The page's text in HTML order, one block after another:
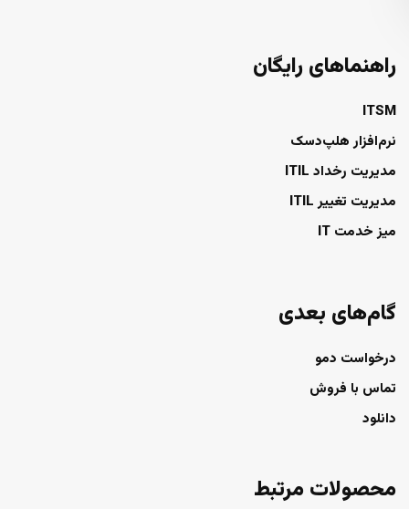
راهنماهای رایگان
ITSM
نرم‌افزار هلپ‌دسک
مدیریت رخداد ITIL
مدیریت تغییر ITIL
میز خدمت IT
گام‌های بعدی
درخواست دمو
تماس با فروش
دانلود
محصولات مرتبط